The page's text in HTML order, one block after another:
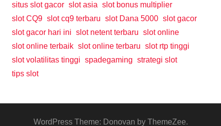
situs slot gacor slot asia slot bonus multiplier
slot CQ9 slot cq9 terbaru slot Dana 5000 slot gacor
slot gacor hari ini slot netent terbaru slot online
slot online terbaik slot online terbaru slot rtp tinggi
slot volatilitas tinggi spadegaming strategi slot
tips slot
WordPress Theme: Donovan by ThemeZee.